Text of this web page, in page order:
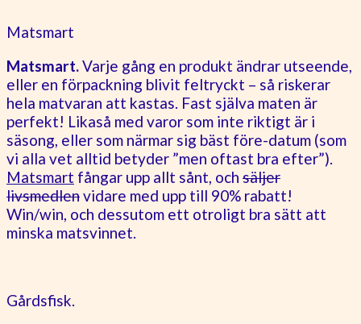
Matsmart
Matsmart.Varje gång en produkt ändrar utseende,
eller en förpackning blivit feltryckt – så riskerar
hela matvaran att kastas. Fast själva maten är
perfekt! Likaså med varor som inte riktigt är i
säsong, eller som närmar sig bäst före-datum (som
vi alla vet alltid betyder ”men oftast bra efter”).
Matsmart fångar upp allt sånt, och säljer
livsmedlenvidare med upp till 90% rabatt!
Win/win, och dessutom ett otroligt bra sätt att
minska matsvinnet.
Gårdsfisk.